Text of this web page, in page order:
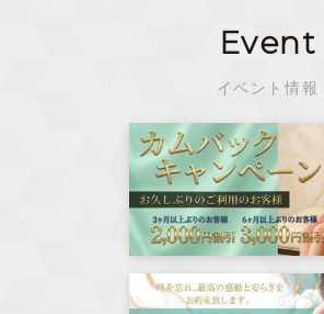
Event
イベント情報